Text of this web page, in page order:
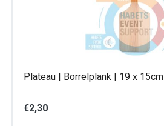
Plateau | Borrelplank | 19 x 15cm
€2,30